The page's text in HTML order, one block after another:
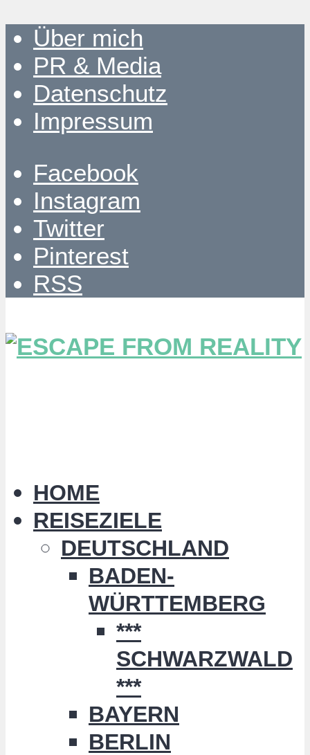
Über mich
PR & Media
Datenschutz
Impressum
Facebook
Instagram
Twitter
Pinterest
RSS
HOME
REISEZIELE
DEUTSCHLAND
BADEN-
WÜRTTEMBERG
***
SCHWARZWALD
***
BAYERN
BERLIN